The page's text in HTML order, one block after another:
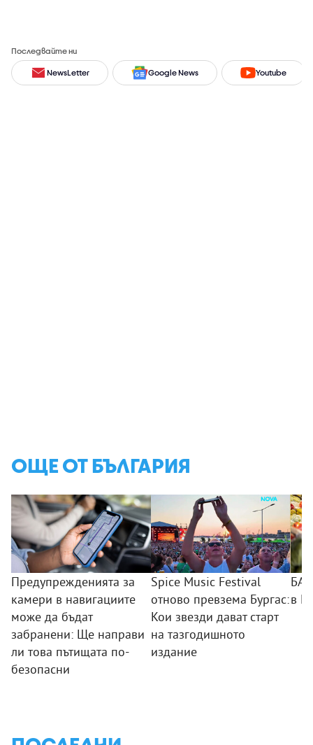
Последвайте ни
NewsLetter Google News Youtube
ОЩЕ ОТ БЪЛГАРИЯ
Предупрежденията за
камери в навигациите
може да бъдат
забранени: Ще направи
ли това пътищата по-
безопасни
Spice Music Festival
отново превзема Бургас:
Кои звезди дават старт
на тазгодишното
издание
в